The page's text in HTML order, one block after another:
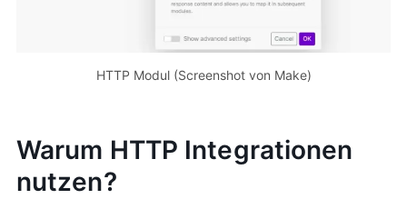
HTTP Modul (Screenshot von Make)
Warum HTTP Integrationen
nutzen?